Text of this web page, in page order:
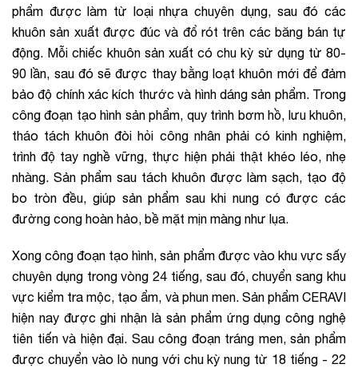
phẩm được làm từ loại nhựa chuyên dụng, sau đó các
khuôn sản xuất được đúc và đổ rót trên các băng bán tự
động. Mỗi chiếc khuôn sản xuất có chu kỳ sử dụng từ 80-
90 lần, sau đó sẽ được thay bằng loạt khuôn mới để đảm
bảo độ chính xác kích thước và hình dáng sản phẩm. Trong
công đoạn tạo hình sản phẩm, quy trình bơm hồ, lưu khuôn,
tháo tách khuôn đòi hỏi công nhân phải có kinh nghiệm,
trình độ tay nghề vững, thực hiện phải thật khéo léo, nhẹ
nhàng. Sản phẩm sau tách khuôn được làm sạch, tạo độ
bo tròn đều, giúp sản phẩm sau khi nung có được các
đường cong hoàn hảo, bề mặt mịn màng như lụa.
Xong công đoạn tạo hình, sản phẩm được vào khu vực sấy
chuyên dụng trong vòng 24 tiếng, sau đó, chuyển sang khu
vực kiểm tra mộc, tạo ẩm, và phun men. Sản phẩm CERAVI
hiện nay được ghi nhận là sản phẩm ứng dụng công nghệ
tiên tiến và hiện đại. Sau công đoạn tráng men, sản phẩm
được chuyển vào lò nung với chu kỳ nung từ 18 tiếng - 22